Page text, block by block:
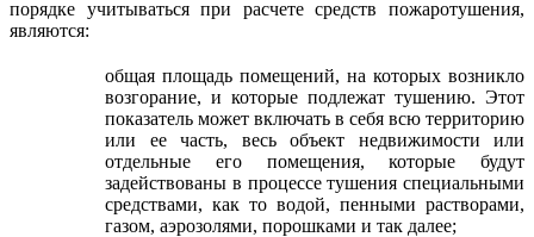
порядке учитываться при расчете средств пожаротушения,
являются:
общая площадь помещений, на которых возникло
возгорание, и которые подлежат тушению. Этот
показатель может включать в себя всю территорию
или ее часть, весь объект недвижимости или
отдельные его помещения, которые будут
задействованы в процессе тушения специальными
средствами, как то водой, пенными растворами,
газом, аэрозолями, порошками и так далее;